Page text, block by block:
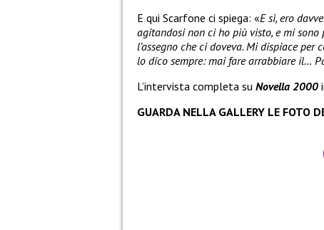
E qui Scarfone ci spiega: «E sì, ero
agitandosi non ci ho più visto, e mi
l’assegno che ci doveva. Mi dispiace
lo dico sempre: mai fare arrabbiare il…
L’intervista completa su Novella 2000
GUARDA NELLA GALLERY LE FOTO